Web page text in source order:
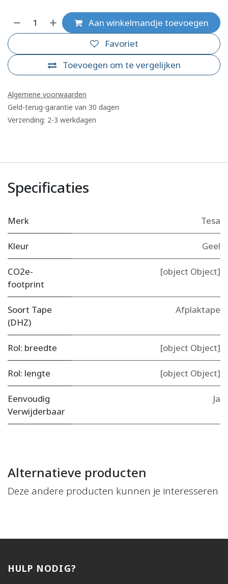
Aan winkelmandje toevoegen
Toevoegen om te vergelijken
Favoriet
Algemene voorwaarden
Geld-terug-garantie van 30 dagen
Verzending: 2-3 werkdagen
Specificaties
Merk Tesa
Kleur Geel
CO2e-
footprint
[object Object]
Soort Tape
(DHZ)
Afplaktape
Rol: breedte [object Object]
Rol: lengte [object Object]
Eenvoudig
Verwijderbaar
Ja
Alternatieve producten
Deze andere producten kunnen je interesseren
HULP NODIG?